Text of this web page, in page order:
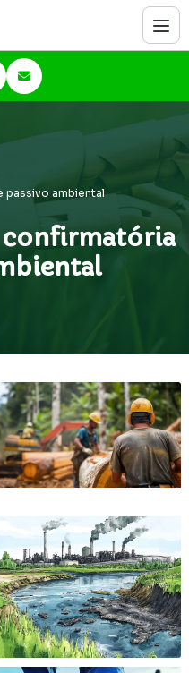
passivo ambiental
confirmatória